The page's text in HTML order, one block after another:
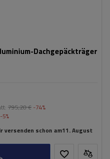
Dachgepäckträger
795,20 € -74%
-5%
versenden schon am11. August